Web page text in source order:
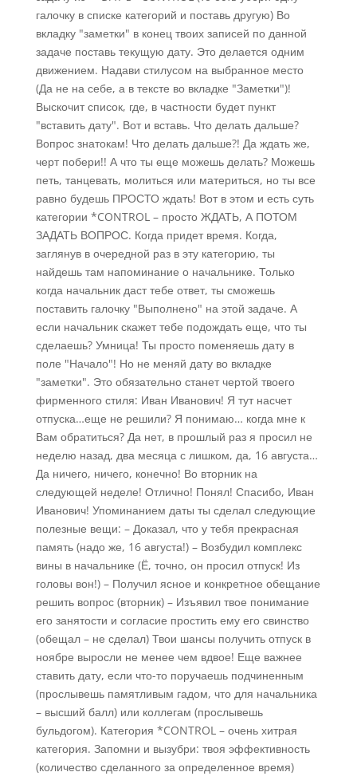
галочку в списке категорий и поставь другую) Во
вкладку "заметки" в конец твоих записей по данной
задаче поставь текущую дату. Это делается одним
движением. Надави стилусом на выбранное место
(Да не на себе, а в тексте во вкладке "Заметки")!
Выскочит список, где, в частности будет пункт
"вставить дату". Вот и вставь. Что делать дальше?
Вопрос знатокам! Что делать дальше?! Да ждать же,
черт побери!! А что ты еще можешь делать? Можешь
петь, танцевать, молиться или материться, но ты все
равно будешь ПРОСТО ждать! Вот в этом и есть суть
категории *CONTROL – просто ЖДАТЬ, А ПОТОМ
ЗАДАТЬ ВОПРОС. Когда придет время. Когда,
заглянув в очередной раз в эту категорию, ты
найдешь там напоминание о начальнике. Только
когда начальник даст тебе ответ, ты сможешь
поставить галочку "Выполнено" на этой задаче. А
если начальник скажет тебе подождать еще, что ты
сделаешь? Умница! Ты просто поменяешь дату в
поле "Начало"! Но не меняй дату во вкладке
"заметки". Это обязательно станет чертой твоего
фирменного стиля: Иван Иванович! Я тут насчет
отпуска…еще не решили? Я понимаю… когда мне к
Вам обратиться? Да нет, в прошлый раз я просил не
неделю назад, два месяца с лишком, да, 16 августа…
Да ничего, ничего, конечно! Во вторник на
следующей неделе! Отлично! Понял! Спасибо, Иван
Иванович! Упоминанием даты ты сделал следующие
полезные вещи: – Доказал, что у тебя прекрасная
память (надо же, 16 августа!) – Возбудил комплекс
вины в начальнике (Ё, точно, он просил отпуск! Из
головы вон!) – Получил ясное и конкретное обещание
решить вопрос (вторник) – Изъявил твое понимание
его занятости и согласие простить ему его свинство
(обещал – не сделал) Твои шансы получить отпуск в
ноябре выросли не менее чем вдвое! Еще важнее
ставить дату, если что-то поручаешь подчиненным
(прослывешь памятливым гадом, что для начальника
– высший балл) или коллегам (прослывешь
бульдогом). Категория *CONTROL – очень хитрая
категория. Запомни и вызубри: твоя эффективность
(количество сделанного за определенное время)